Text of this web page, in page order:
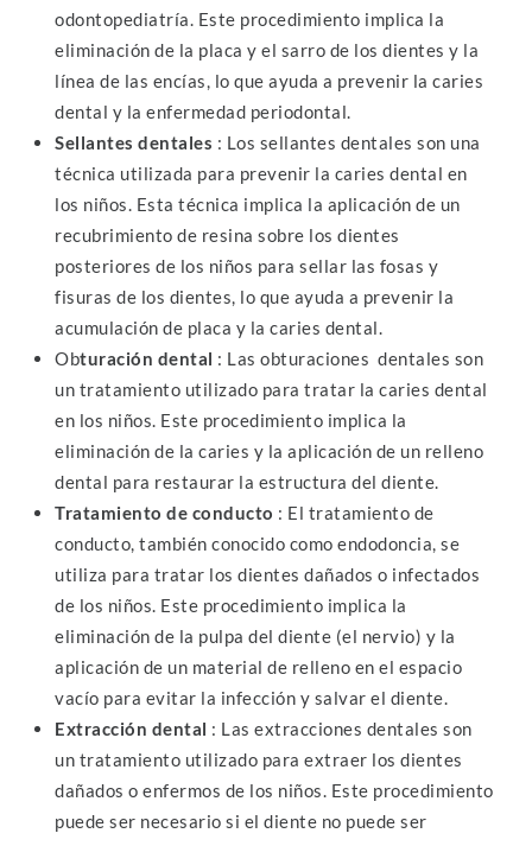
odontopediatría. Este procedimiento implica la
eliminación de la placa y el sarro de los dientes y la
línea de las encías, lo que ayuda a prevenir la caries
dental y la enfermedad periodontal.
Sellantes dentales : Los sellantes dentales son una
técnica utilizada para prevenir la caries dental en
los niños. Esta técnica implica la aplicación de un
recubrimiento de resina sobre los dientes
posteriores de los niños para sellar las fosas y
fisuras de los dientes, lo que ayuda a prevenir la
acumulación de placa y la caries dental.
Obturación dental : Las obturaciones dentales son
un tratamiento utilizado para tratar la caries dental
en los niños. Este procedimiento implica la
eliminación de la caries y la aplicación de un relleno
dental para restaurar la estructura del diente.
Tratamiento de conducto : El tratamiento de
conducto, también conocido como endodoncia, se
utiliza para tratar los dientes dañados o infectados
de los niños. Este procedimiento implica la
eliminación de la pulpa del diente (el nervio) y la
aplicación de un material de relleno en el espacio
vacío para evitar la infección y salvar el diente.
Extracción dental : Las extracciones dentales son
un tratamiento utilizado para extraer los dientes
dañados o enfermos de los niños. Este procedimiento
puede ser necesario si el diente no puede ser